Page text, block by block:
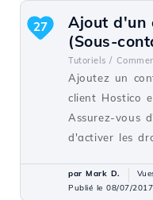
Ajout d'un
(Sous-
Tutoriels /
Ajoutez un
client Hostico
Assurez-vous
d'activer les
27
par Mark D.
Publié le 08/07/2017